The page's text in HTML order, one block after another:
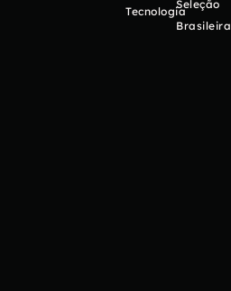
Tecnologia
Seleção
Brasileira